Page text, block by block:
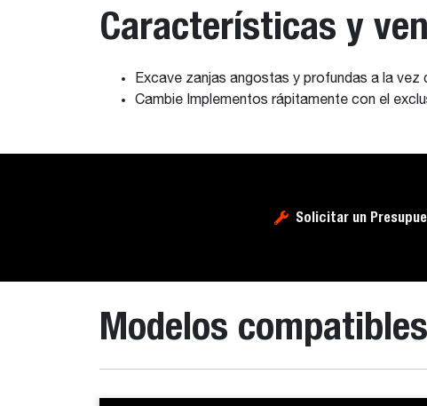
Características y
Excave zanjas angostas y profundas a la
Cambie Implementos rápitamente con el
Solicitar un
Modelos compatibles